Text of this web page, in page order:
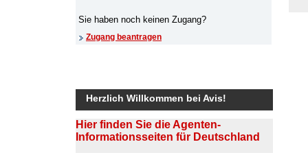
Herzlich Willkommen bei Avis!
Hier finden Sie die Agenten-
Informationsseiten für Deutschland